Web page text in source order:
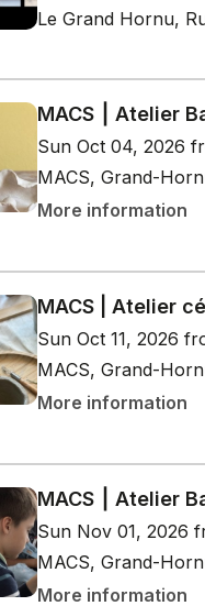
Le Grand Hornu,
MACS ⎮ Atelier
Sun Oct 04, 2026
MACS, Grand-
More information
MACS | Atelier
Sun Oct 11, 2026
MACS, Grand-
More information
MACS ⎮ Atelier
Sun Nov 01, 2026
MACS, Grand-
More information